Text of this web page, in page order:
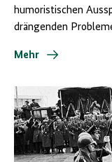
humoristischen
drängenden
Mehr